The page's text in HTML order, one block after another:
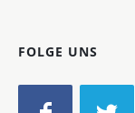
FOLGE UNS